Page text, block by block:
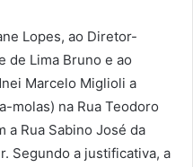
Lopes, ao Diretor-
de Lima Bruno e ao
Marcelo Miglioli a
molas) na Rua Teodoro
a Rua Sabino José da
Segundo a justificativa, a